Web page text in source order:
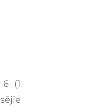
(1